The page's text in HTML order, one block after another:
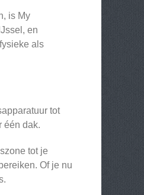
is My
en
als
tot
één dak.
tot je
Of je nu